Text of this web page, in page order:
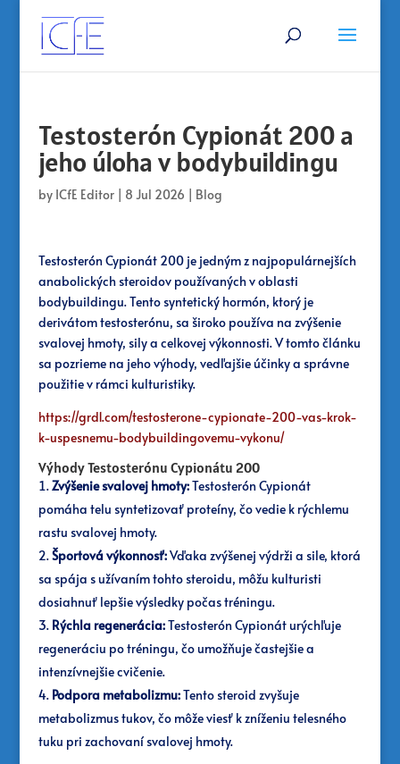
Testosterón Cypionát 200 a
jeho úloha v bodybuildingu
by ICfE Editor| 8 Jul 2026 | Blog
Testosterón Cypionát 200 je jedným z najpopulárnejších
anabolických steroidov používaných v oblasti
bodybuildingu. Tento syntetický hormón, ktorý je
derivátom testosterónu, sa široko používa na zvýšenie
svalovej hmoty, sily a celkovej výkonnosti. V tomto článku
sa pozrieme na jeho výhody, vedľajšie účinky a správne
použitie v rámci kulturistiky.
https://grd1.com/testosterone-cypionate-200-vas-krok-
k-uspesnemu-bodybuildingovemu-vykonu/
Výhody Testosterónu Cypionátu 200
Zvýšenie svalovej hmoty:Testosterón Cypionát
pomáha telu syntetizovať proteíny, čo vedie k rýchlemu
rastu svalovej hmoty.
Športová výkonnosť:Vďaka zvýšenej výdrži a sile, ktorá
sa spája s užívaním tohto steroidu, môžu kulturisti
dosiahnuť lepšie výsledky počas tréningu.
Rýchla regenerácia:Testosterón Cypionát urýchľuje
regeneráciu po tréningu, čo umožňuje častejšie a
intenzívnejšie cvičenie.
Podpora metabolizmu:Tento steroid zvyšuje
metabolizmus tukov, čo môže viesť k zníženiu telesného
tuku pri zachovaní svalovej hmoty.